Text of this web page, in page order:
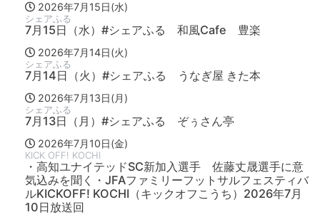
2026年7月15日(水)
シェアふる
7月15日（水）#シェアふる 和風Cafe 豊楽
2026年7月14日(火)
シェアふる
7月14日（火）#シェアふる うなぎ屋 きた本
2026年7月13日(月)
シェアふる
7月13日（月）#シェアふる ぞぅさん亭
2026年7月10日(金)
KICK OFF! KOCHI
・高知ユナイテッドSC新加入選手 佐藤丈晟選手に意
気込みを聞く・JFAファミリーフットサルフェスティバ
ルKICKOFF! KOCHI（キックオフこうち）2026年7月
10日放送回